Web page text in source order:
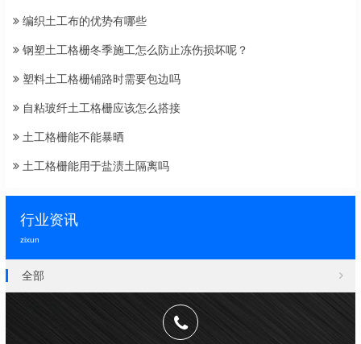
编织土工布的优势有哪些
钢塑土工格栅冬季施工怎么防止冻伤损坏呢？
塑料土工格栅铺路时需要包边吗
自粘玻纤土工格栅应该怎么搭接
土工格栅能不能暴晒
土工格栅能用于盐渍土隔离吗
行业资讯
zixun
全部